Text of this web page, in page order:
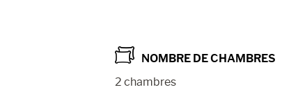
NOMBRE DE CHAMBRES
2 chambres